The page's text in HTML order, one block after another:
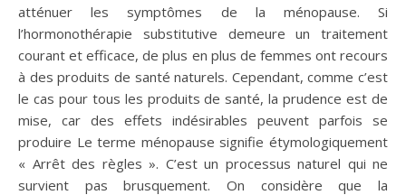
atténuer les symptômes de la ménopause. Si
l’hormonothérapie substitutive demeure un traitement
courant et efficace, de plus en plus de femmes ont recours
à des produits de santé naturels. Cependant, comme c’est
le cas pour tous les produits de santé, la prudence est de
mise, car des effets indésirables peuvent parfois se
produire Le terme ménopause signifie étymologiquement
« Arrêt des règles ». C’est un processus naturel qui ne
survient pas brusquement. On considère que la